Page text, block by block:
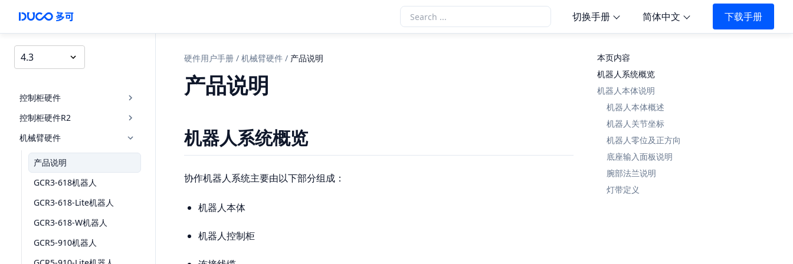
切换手册 简体中文 下载手册
4.3
控制柜硬件
控制柜硬件R2
机械臂硬件
产品说明
GCR3-618机器人
GCR3-618-Lite机器人
GCR3-618-W机器人
GCR5-910机器人
硬件用户手册 / 机械臂硬件 / 产品说明
产品说明
机器人系统概览
协作机器人系统主要由以下部分组成：
机器人本体
机器人控制柜
本页内容
机器人系统概览
机器人本体说明
机器人本体概述
机器人关节坐标
机器人零位及正方向
底座输入面板说明
腕部法兰说明
灯带定义